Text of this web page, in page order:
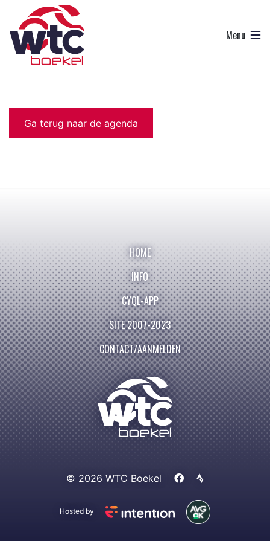
Ga terug naar de agenda
HOME
INFO
CYQL-APP
SITE 2007-2023
CONTACT/AANMELDEN
© 2026 WTC Boekel
Hosted by